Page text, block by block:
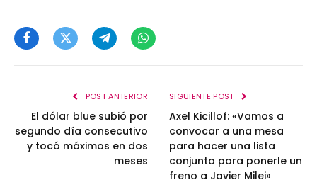
FacebookTwitterTelegramWhatsApp
POST ANTERIOR
El dólar blue subió por
segundo día consecutivo
y tocó máximos en dos
meses
SIGUIENTE POST
Axel Kicillof: «Vamos a
convocar a una mesa
para hacer una lista
conjunta para ponerle un
freno a Javier Milei»